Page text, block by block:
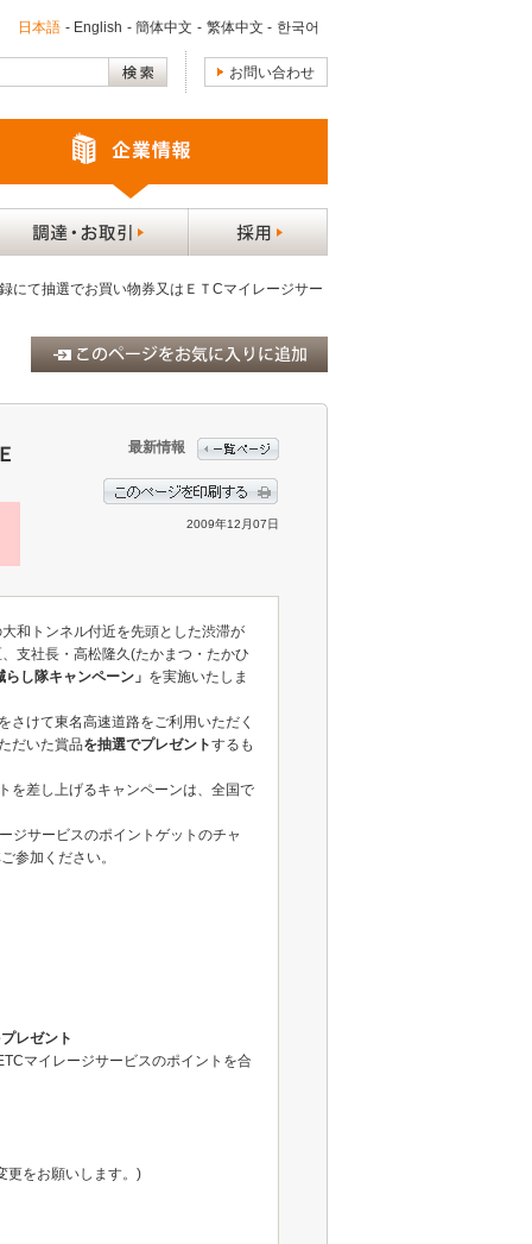
日本語 - English - 簡体中文 - 繁体中文 - 한국어
お問い合わせ
にて抽選でお買い物券又はＥＴCマイレージサー
最新情報
2009年12月07日
和トンネル付近を先頭とした渋滞が
支社長・高松隆久(たかまつ・たかひ
し隊キャンペーン」 を実施いたしま
さけて東名高速道路をご利用いただく
だいた賞品を抽選でプレゼントするも
を差し上げるキャンペーンは、全国で
ジサービスのポイントゲットのチャ
参加ください。
レゼント
マイレージサービスのポイントを合
更をお願いします。)